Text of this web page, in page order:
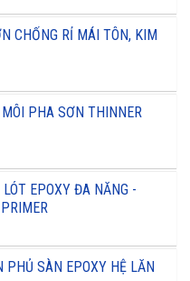
CHỐNG RỈ MÁI TÔN, KIM
PHA SƠN THINNER
EPOXY ĐA NĂNG -
SÀN EPOXY HỆ LĂN